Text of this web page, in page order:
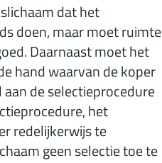
dat het
doen, maar moet ruimte
Daarnaast moet het
hand waarvan de koper
de selectieprocedure
het
redelijkerwijs te
geen selectie toe te